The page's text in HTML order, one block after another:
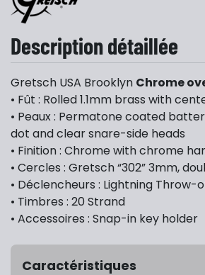
Description détaillée
Gretsch USA Brooklyn Chrome
• Fût : Rolled 1.1mm brass with
• Peaux : Permatone coated
dot and clear snare-side heads
• Finition : Chrome with chrome
• Cercles : Gretsch “302” 3mm,
• Déclencheurs : Lightning
• Timbres : 20 Strand
• Accessoires : Snap-in key holder
Caractéristiques